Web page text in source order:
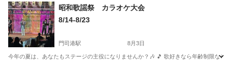
福岡 宗像市 東郷駅 地域/お祭り メダカ
昭和歌謡祭 カラオケ大会
8/14-8/23
門司港駅 8月3日
今年の夏は、あなたもステージの主役になりませんか？🎶 🎵 歌好きなら年齢制限な